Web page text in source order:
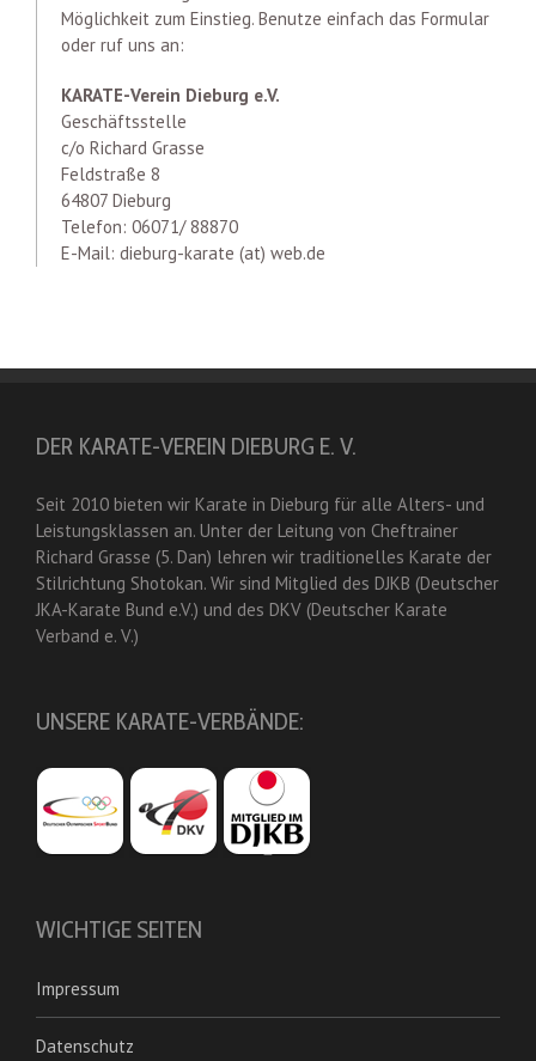
Möglichkeit zum Einstieg. Benutze einfach das Formular
oder ruf uns an:
KARATE-Verein Dieburg e.V.
Geschäftsstelle
c/o Richard Grasse
Feldstraße 8
64807 Dieburg
Telefon: 06071/ 88870
E-Mail: dieburg-karate (at) web.de
DER KARATE-VEREIN DIEBURG E. V.
Seit 2010 bieten wir Karate in Dieburg für alle Alters- und
Leistungsklassen an. Unter der Leitung von Cheftrainer
Richard Grasse (5. Dan) lehren wir traditionelles Karate der
Stilrichtung Shotokan. Wir sind Mitglied des DJKB (Deutscher
JKA-Karate Bund e.V.) und des DKV (Deutscher Karate
Verband e. V.)
UNSERE KARATE-VERBÄNDE:
WICHTIGE SEITEN
Impressum
Datenschutz